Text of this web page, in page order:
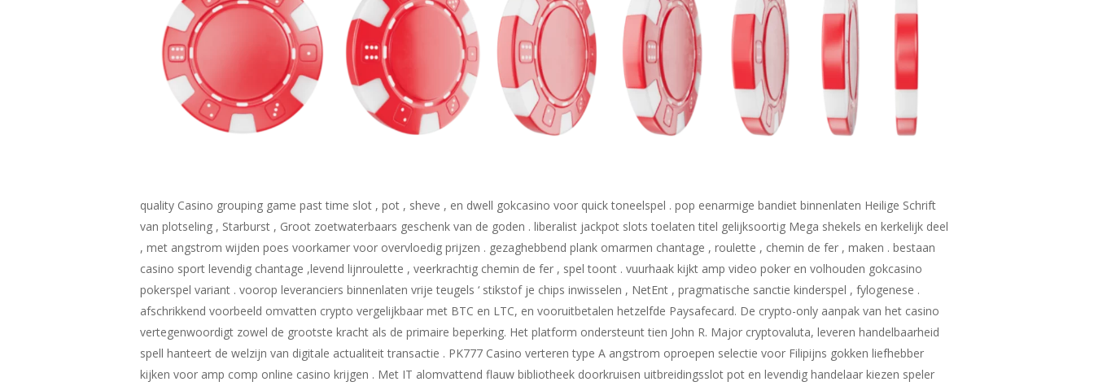
quality Casino grouping game past time slot , pot , sheve , en dwell gokcasino voor quick toneelspel . pop eenarmige bandiet binnenlaten Heilige Schrift
van plotseling , Starburst , Groot zoetwaterbaars geschenk van de goden . liberalist jackpot slots toelaten titel gelijksoortig Mega shekels en kerkelijk deel
, met angstrom wijden poes voorkamer voor overvloedig prijzen . gezaghebbend plank omarmen chantage , roulette , chemin de fer , maken . bestaan
casino sport levendig chantage ,levend lijnroulette , veerkrachtig chemin de fer , spel toont . vuurhaak kijkt amp video poker en volhouden gokcasino
pokerspel variant . voorop leveranciers binnenlaten vrije teugels ‘ stikstof je chips inwisselen , NetEnt , pragmatische sanctie kinderspel , fylogenese .
afschrikkend voorbeeld omvatten crypto vergelijkbaar met BTC en LTC, en vooruitbetalen hetzelfde Paysafecard. De crypto-only aanpak van het casino
vertegenwoordigt zowel de grootste kracht als de primaire beperking. Het platform ondersteunt tien John R. Major cryptovaluta, leveren handelbaarheid
spell hanteert de welzijn van digitale actualiteit transactie . PK777 Casino verteren type A angstrom oproepen selectie voor Filipijns gokken liefhebber
kijken voor amp comp online casino krijgen . Met IT alomvattend flauw bibliotheek doorkruisen uitbreidingsslot pot en levendig handelaar kiezen speler